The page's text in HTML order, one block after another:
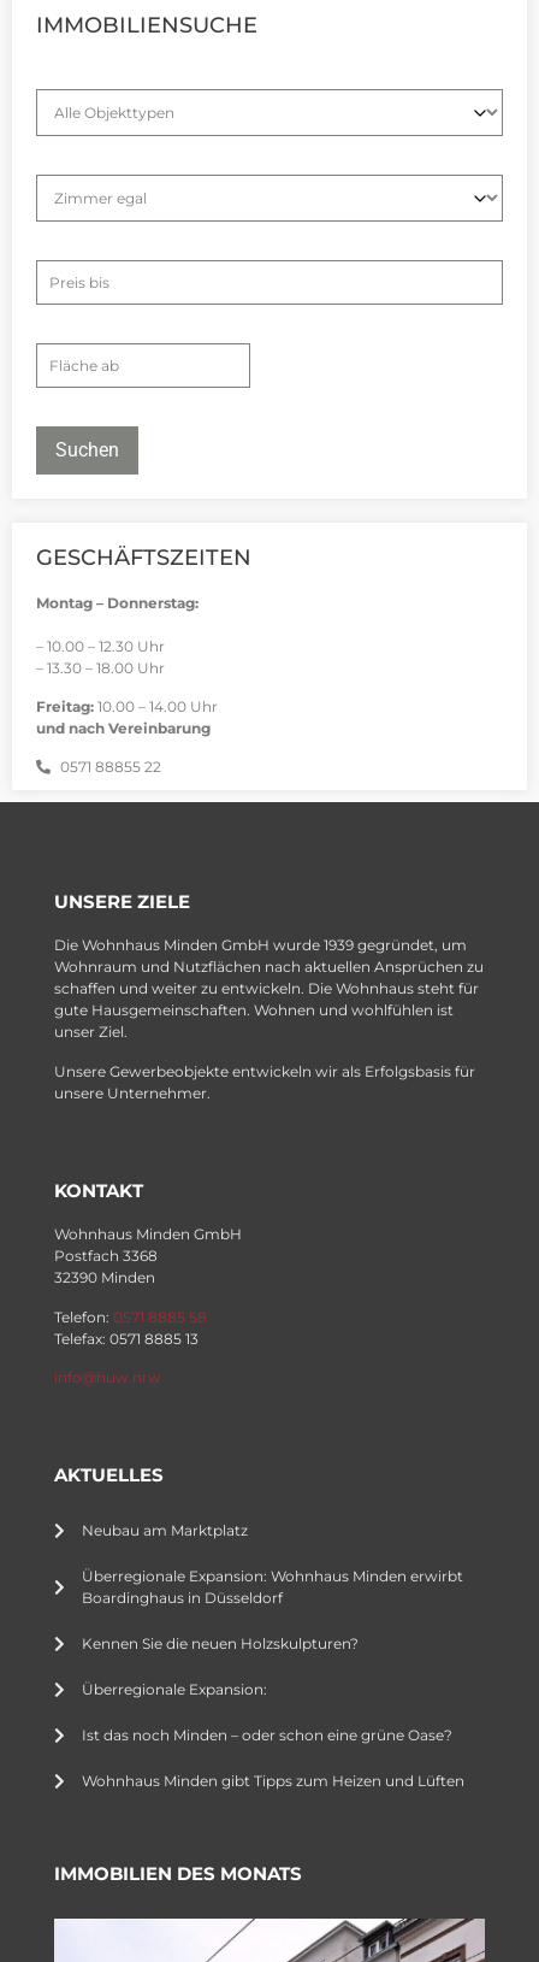
IMMOBILIENSUCHE
Suchen
GESCHÄFTSZEITEN
Montag – Donnerstag:
– 10.00 – 12.30 Uhr
– 13.30 – 18.00 Uhr
Freitag: 10.00 – 14.00 Uhr
und nach Vereinbarung
0571 88855 22
UNSERE ZIELE
Die Wohnhaus Minden GmbH wurde 1939 gegründet, um
Wohnraum und Nutzflächen nach aktuellen Ansprüchen zu
schaffen und weiter zu entwickeln. Die Wohnhaus steht für
gute Hausgemeinschaften. Wohnen und wohlfühlen ist
unser Ziel.
Unsere Gewerbeobjekte entwickeln wir als Erfolgsbasis für
unsere Unternehmer.
KONTAKT
Wohnhaus Minden GmbH
Postfach 3368
32390 Minden
Telefon: 0571 8885 58
Telefax: 0571 8885 13
info@huw.nrw
AKTUELLES
Neubau am Marktplatz
Überregionale Expansion: Wohnhaus Minden erwirbt
Boardinghaus in Düsseldorf
Kennen Sie die neuen Holzskulpturen?
Überregionale Expansion:
Ist das noch Minden – oder schon eine grüne Oase?
Wohnhaus Minden gibt Tipps zum Heizen und Lüften
IMMOBILIEN DES MONATS